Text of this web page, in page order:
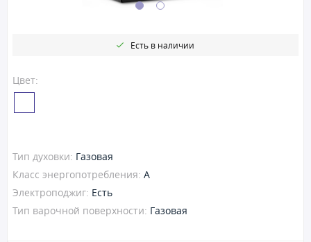
Цвет:
Есть в наличии
Тип духовки: Газовая
Класс энергопотребления: A
Электроподжиг: Есть
Тип варочной поверхности: Газовая